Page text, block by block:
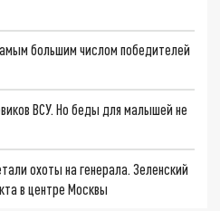
большим числом победителей
ВСУ. Но беды для малышей не
охоты на генерала. Зеленский
в центре Москвы